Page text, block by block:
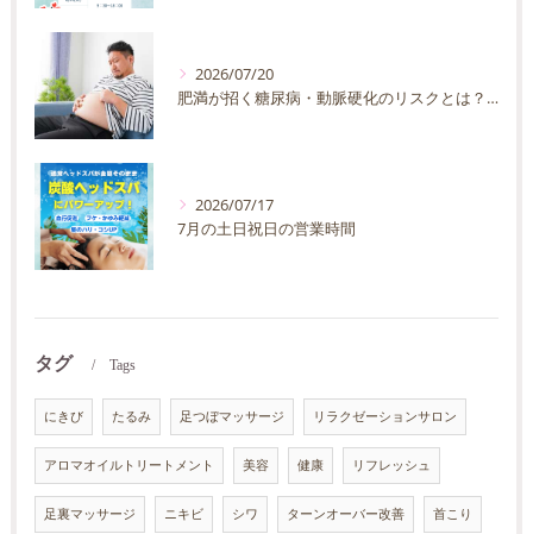
2026/07/20
肥満が招く糖尿病・動脈硬化のリスクとは？30代40代男性が今すぐ始めたい予防法を徹底解説
2026/07/17
7月の土日祝日の営業時間
タグ Tags
にきび たるみ 足つぼマッサージ リラクゼーションサロン
アロマオイルトリートメント 美容 健康 リフレッシュ
足裏マッサージ ニキビ シワ ターンオーバー改善 首こり